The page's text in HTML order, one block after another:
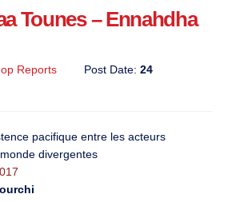
Tounes – Ennahdha
Reports Post Date: 24
pacifique entre les acteurs
divergentes